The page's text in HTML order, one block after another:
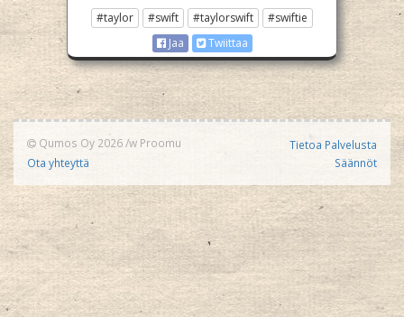
#taylor #swift #taylorswift
#swiftie
Jaa
Twiittaa
Qumos Oy 2026/w Proomu
Ota yhteyttä
Tietoa Palvelusta
Säännöt